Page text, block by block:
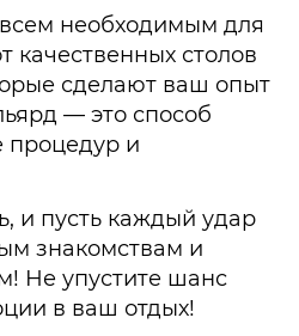
необходимым для
качественных столов
сделают ваш опыт
— это способ
процедур и
и пусть каждый удар
знакомствам и
Не упустите шанс
в ваш отдых!